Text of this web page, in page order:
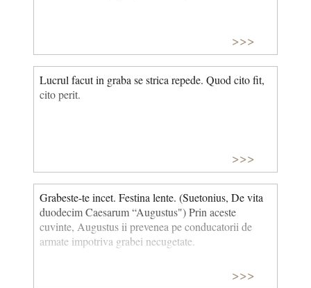
>>>
Lucrul facut in graba se strica repede. Quod cito fit,
cito perit.
>>>
Grabeste-te incet. Festina lente. (Suetonius, De vita
duodecim Caesarum “Augustus") Prin aceste
cuvinte, Augustus ii prevenea pe conducatorii de
armate impotriva grabei necugetate.
>>>